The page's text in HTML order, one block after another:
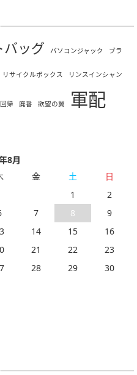
バッグ パソコンジャック ブラ
リサイクルボックス リンスインシャン
帰 廃番 欲望の翼 軍配
8月
金 土
日
1
2
7 8
9
14 15
16
21 22
23
28 29
30